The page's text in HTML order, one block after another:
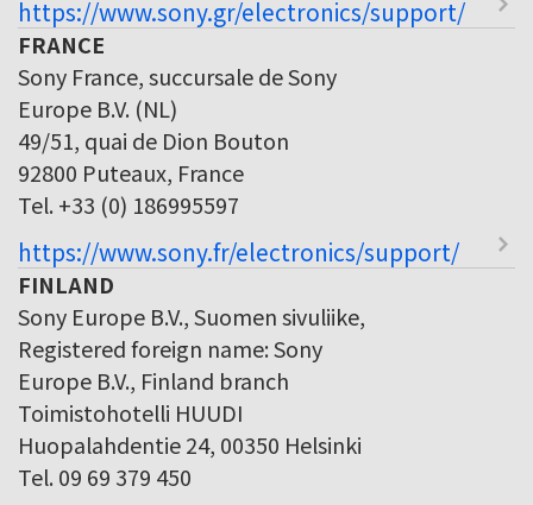
https://www.sony.gr/electronics/support/
FRANCE
Sony France, succursale de Sony
Europe B.V. (NL)
49/51, quai de Dion Bouton
92800 Puteaux, France
Tel. +33 (0) 186995597
https://www.sony.fr/electronics/support/
FINLAND
Sony Europe B.V., Suomen sivuliike,
Registered foreign name: Sony
Europe B.V., Finland branch
Toimistohotelli HUUDI
Huopalahdentie 24, 00350 Helsinki
Tel. 09 69 379 450